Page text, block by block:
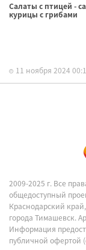
Салаты с птицей -
курицы с грибами
11 ноября 2024
2009-2025 г. Все
общедоступный
Краснодарский
города Тимашевск.
Информация
публичной офертой